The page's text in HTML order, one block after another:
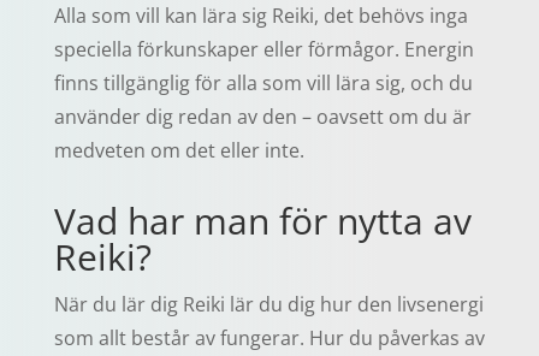
Alla som vill kan lära sig Reiki, det behövs inga
speciella förkunskaper eller förmågor. Energin
finns tillgänglig för alla som vill lära sig, och du
använder dig redan av den – oavsett om du är
medveten om det eller inte.
Vad har man för nytta av
Reiki?
När du lär dig Reiki lär du dig hur den livsenergi
som allt består av fungerar. Hur du påverkas av